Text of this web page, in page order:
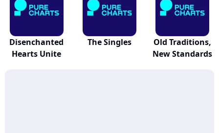
Disenchanted
Hearts Unite
The Singles
Old Traditions,
New Standards